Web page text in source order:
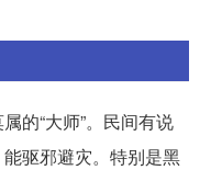
的“大师”。民间有说
驱邪避灾。特别是黑